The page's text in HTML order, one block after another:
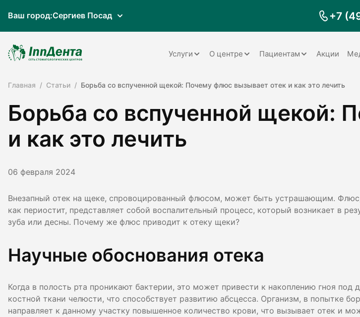
Ваш город:Сергиев Посад +7
Услуги
Терапия
Ортопедия
Ортодонтия
Детская стоматология
Консультация
О центре
Документы
Наши специалисты
Наше оборудование
Пациентам
Заболевания
Запрос справки на
вычет
Акции
Главная Статьи Борьба со вспученной щекой: Почему флюс вызывает отек и как это лечить
Борьба со вспученной щекой:
и как это лечить
06 февраля 2024
Внезапный отек на щеке, спровоцированный флюсом, может быть устрашающим.
как периостит, представляет собой воспалительный процесс, который возникает в
зуба или десны. Почему же флюс приводит к отеку щеки?
Научные обоснования отека
Когда в полость рта проникают бактерии, это может привести к накоплению гноя под
костной ткани челюсти, что способствует развитию абсцесса. Организм, в попытке
направляет к данному участку повышенное количество крови, что вызывает отек и